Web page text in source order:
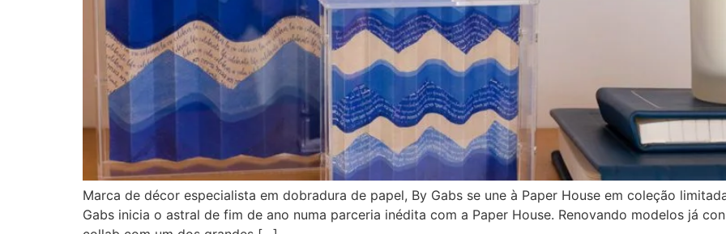
Marca de décor especialista em dobradura de papel, By Gabs se une à Paper House em coleção
Gabs inicia o astral de fim de ano numa parceria inédita com a Paper House. Renovando modelos já